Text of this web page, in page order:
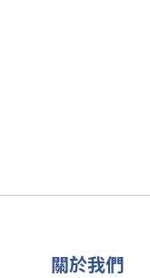
關於我們